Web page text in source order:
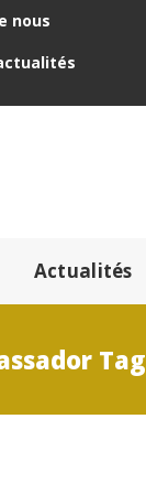
nous
Actualités
Tag